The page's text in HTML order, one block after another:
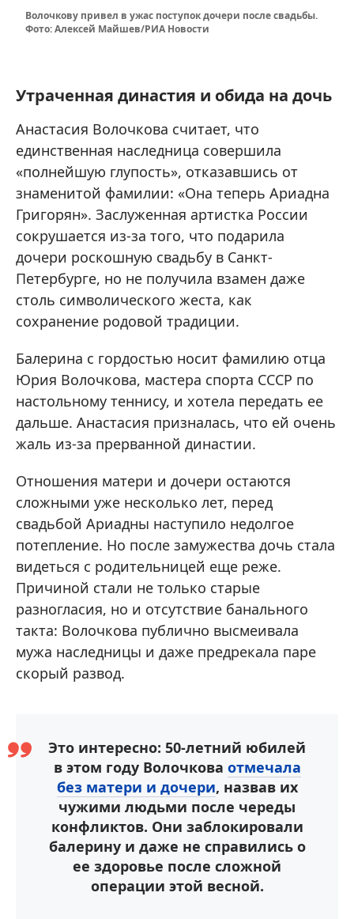
Волочкову привел в ужас поступок дочери после свадьбы.
Фото: Алексей Майшев/РИА Новости
Утраченная династия и обида на дочь
Анастасия Волочкова считает, что
единственная наследница совершила
«полнейшую глупость», отказавшись от
знаменитой фамилии: «Она теперь Ариадна
Григорян». Заслуженная артистка России
сокрушается из-за того, что подарила
дочери роскошную свадьбу в Санкт-
Петербурге, но не получила взамен даже
столь символического жеста, как
сохранение родовой традиции.
Балерина с гордостью носит фамилию отца
Юрия Волочкова, мастера спорта СССР по
настольному теннису, и хотела передать ее
дальше. Анастасия призналась, что ей очень
жаль из-за прерванной династии.
Отношения матери и дочери остаются
сложными уже несколько лет, перед
свадьбой Ариадны наступило недолгое
потепление. Но после замужества дочь стала
видеться с родительницей еще реже.
Причиной стали не только старые
разногласия, но и отсутствие банального
такта: Волочкова публично высмеивала
мужа наследницы и даже предрекала паре
скорый развод.
Это интересно: 50-летний юбилей
в этом году Волочкова отмечала
без матери и дочери, назвав их
чужими людьми после череды
конфликтов. Они заблокировали
балерину и даже не справились о
ее здоровье после сложной
операции этой весной.